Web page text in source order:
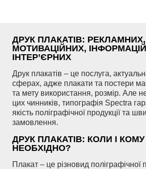
ДРУК ПЛАКАТІВ: РЕКЛАМНИХ,
МОТИВАЦІЙНИХ,
ІНТЕР’ЄРНИХ
Друк плакатів – це послуга,
сферах, адже плакати та постери
та мету використання, розмір. Але
цих чинників, типографія Spectra
якість поліграфічної продукції та
замовлення.
ДРУК ПЛАКАТІВ: КОЛИ І
НЕОБХІДНО?
Плакат – це різновид поліграфічної